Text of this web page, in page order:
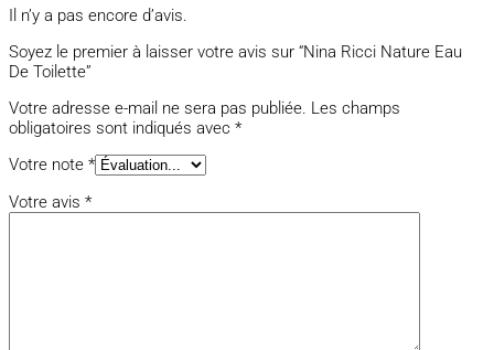
Il n’y a pas encore d’avis.
Soyez le premier à laisser votre avis sur “Nina Ricci Nature Eau
De Toilette”
Votre adresse e-mail ne sera pas publiée. Les champs
obligatoires sont indiqués avec *
Votre note *
Votre avis *